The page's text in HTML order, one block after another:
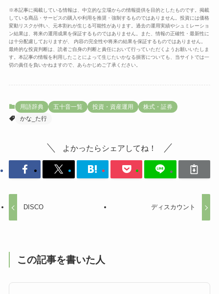
※本記事に掲載している情報は、中立的な立場からの情報提供を目的としたものです。掲載
している商品・サービスの購入や利用を推奨・強制するものではありません。投資には価格
変動リスクが伴い、元本割れが生じる可能性があります。過去の運用実績やシュミレーショ
ン結果は、将来の運用成果を保証するものではありません。また、情報の正確性・最新性に
は十分配慮しておりますが、 内容の完全性や将来の結果を保証するものではありません。
最終的な投資判断は、読者ご自身の判断と責任において行っていただくようお願いいたしま
す。本記事の情報を利用したことによって生じたいかなる損害についても、当サイトでは一
切の責任を負いかねますので、あらかじめご了承ください。
用語辞典 五十音一覧 投資・資産運用
株式・証券
かな_た行
よかったらシェアしてね！
DISCO ディスカウント
この記事を書いた人